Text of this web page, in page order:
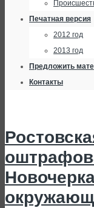
Печатная версия
2012 год
2013 год
Предложить
Контакты